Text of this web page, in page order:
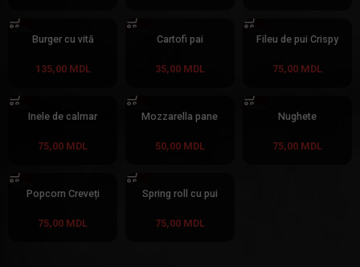
Burger cu vită
135,00 MDL
Cartofi pai
35,00 MDL
Fileu de pui Crispy
75,00 MDL
Inele de calmar
75,00 MDL
Mozzarella pane
50,00 MDL
Nughete
75,00 MDL
Popcorn Creveți
75,00 MDL
Spring roll cu pui
75,00 MDL